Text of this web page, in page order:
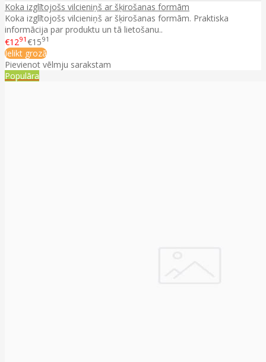
Koka izglītojošs vilcieniņš ar šķirošanas formām
Koka izglītojošs vilcieniņš ar šķirošanas formām. Praktiska
informācija par produktu un tā lietošanu..
€1291 €1591
Ielikt grozā
Pievienot vēlmju sarakstam
Populāra